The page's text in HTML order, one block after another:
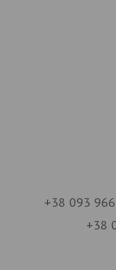
+38 093
+38